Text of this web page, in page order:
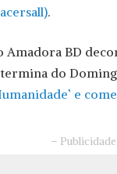
.
Amadora BD
do
e
–